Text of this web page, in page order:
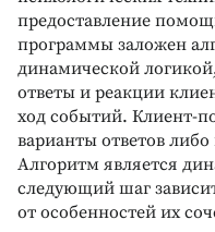
предоставление
программы заложен
динамической
ответы и реакции
ход событий. Клиент-
варианты ответов либо
Алгоритм является
следующий шаг
от особенностей их